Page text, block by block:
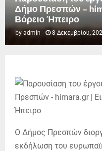
Δήμο Πρεσπών –
Βόρειο Ήπειρο
by admin 8 Δεκεμβρίου,
Ο Δήμος Πρεσπών
εκδήλωση του